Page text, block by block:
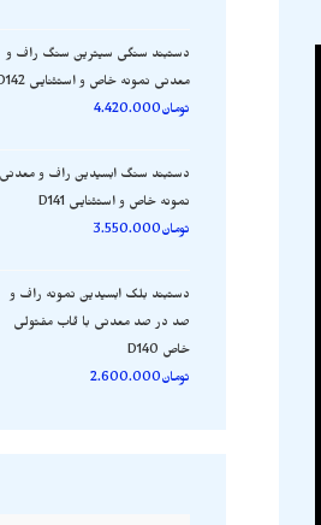
دستبند سنگی سیترین سنگ راف و
معدنی نمونه خاص و استثنایی D142
تومان4.420.000
دستبند سنگ ابسیدین راف و معدنی
نمونه خاص و استثنایی D141
تومان3.550.000
دستبند بلک ابسیدین نمونه راف و
صد در صد معدنی با قاب مفتولی
خاص D140
تومان2.600.000